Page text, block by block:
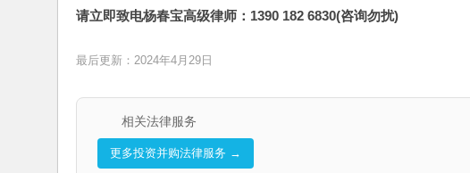
请立即致电杨春宝高级律师：1390 182 6830(咨询勿扰)
最后更新：2024年4月29日
相关法律服务
更多投资并购法律服务 →